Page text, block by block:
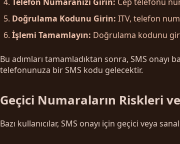
Doğrulama Kodunu Girin: ITV, telefon
İşlemi Tamamlayın: Doğrulama kodunu
Bu adımları tamamladıktan sonra, SMS onayı
telefonunuza bir SMS kodu gelecektir.
Geçici Numaraların Riskleri
Bazı kullanıcılar, SMS onayı için geçici veya